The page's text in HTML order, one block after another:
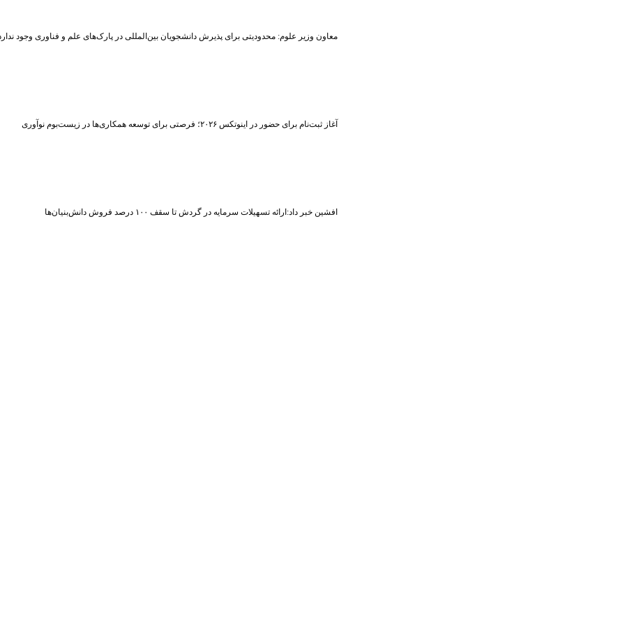
معاون وزیر علوم: محدودیتی برای پذیرش دانشجویان بین‌المللی در پارک‌های علم و فناوری وجود ندارد
آغاز ثبت‌نام برای حضور در اینوتکس ۲۰۲۶؛ فرصتی برای توسعه همکاری‌ها در زیست‌بوم نوآوری
افشین خبر داد:ارائه تسهیلات سرمایه در گردش تا سقف ۱۰۰ درصد فروش دانش‌بنیان‌ها